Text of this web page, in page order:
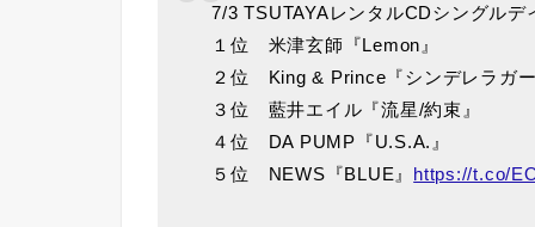
7/3 TSUTAYAレンタルCDシングルデ
１位 米津玄師『Lemon』
２位 King & Prince『シンデレラガ
３位 藍井エイル『流星/約束』
４位 DA PUMP『U.S.A.』
５位 NEWS『BLUE』 https://t.co/